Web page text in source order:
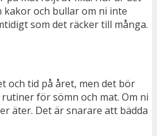
och bullar om ni inte
som det räcker till många.
och tid på året, men det bör
för sömn och mat. Om ni
äter. Det är snarare att bädda